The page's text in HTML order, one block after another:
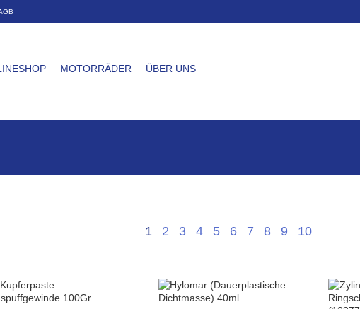
MOTORRÄDER ÜBER UNS
1 2 3 4 5 6 7 8 9 10